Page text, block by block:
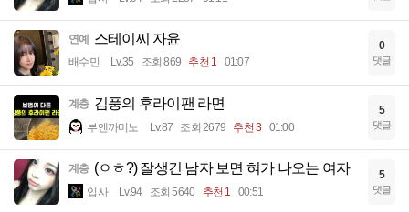
연예 스테이씨 자윤
배수민 Lv.35 조회 869 추천 1 01:07
0
댓글
계층 김풍의 후라이팬 라면
부엔까미노 Lv.87 조회 2679 추천 3 01:00
5
댓글
계층 (ㅇㅎ?) 잘생긴 남자 보면 혀가 나오는 여자
입사 Lv.94 조회 5640 추천 1 00:51
5
댓글